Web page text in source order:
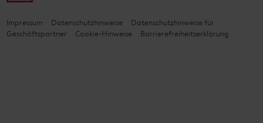
Impressum Datenschutzhinweise
Datenschutzhinweise für
Geschäftspartner
Cookie-Hinweise Barrierefreiheitserklärung